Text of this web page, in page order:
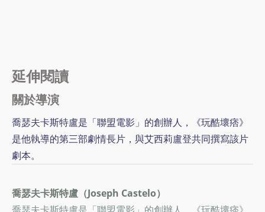
延伸閱讀
關於導演
喬瑟夫卡斯特盧是「聯盟電影」的創辦人，《玩酷壞痞》
是他執導的第三部劇情長片，與艾西莉盧登共同撰寫該片
劇本。
喬瑟夫卡斯特盧（Joseph Castelo）